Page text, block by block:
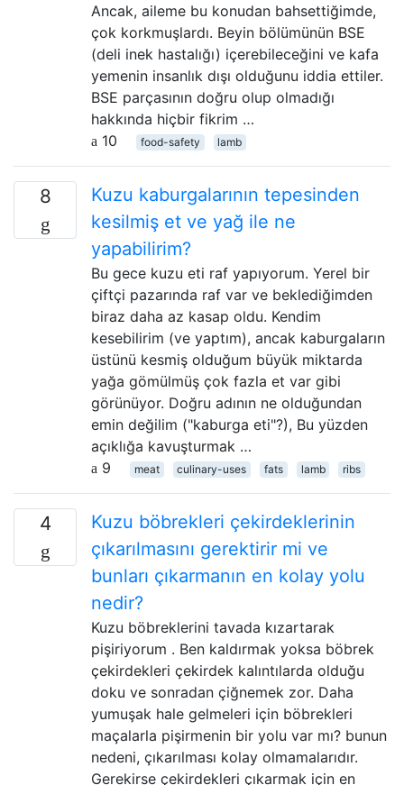
Ancak, aileme bu konudan bahsettiğimde,
çok korkmuşlardı. Beyin bölümünün BSE
(deli inek hastalığı) içerebileceğini ve kafa
yemenin insanlık dışı olduğunu iddia ettiler.
BSE parçasının doğru olup olmadığı
hakkında hiçbir fikrim …
10
food-safety lamb
8
Kuzu kaburgalarının tepesinden
kesilmiş et ve yağ ile ne
yapabilirim?
Bu gece kuzu eti raf yapıyorum. Yerel bir
çiftçi pazarında raf var ve beklediğimden
biraz daha az kasap oldu. Kendim
kesebilirim (ve yaptım), ancak kaburgaların
üstünü kesmiş olduğum büyük miktarda
yağa gömülmüş çok fazla et var gibi
görünüyor. Doğru adının ne olduğundan
emin değilim ("kaburga eti"?), Bu yüzden
açıklığa kavuşturmak …
9
meat culinary-uses fats lamb ribs
4
Kuzu böbrekleri çekirdeklerinin
çıkarılmasını gerektirir mi ve
bunları çıkarmanın en kolay yolu
nedir?
Kuzu böbreklerini tavada kızartarak
pişiriyorum . Ben kaldırmak yoksa böbrek
çekirdekleri çekirdek kalıntılarda olduğu
doku ve sonradan çiğnemek zor. Daha
yumuşak hale gelmeleri için böbrekleri
maçalarla pişirmenin bir yolu var mı? bunun
nedeni, çıkarılması kolay olmamalarıdır.
Gerekirse çekirdekleri çıkarmak için en